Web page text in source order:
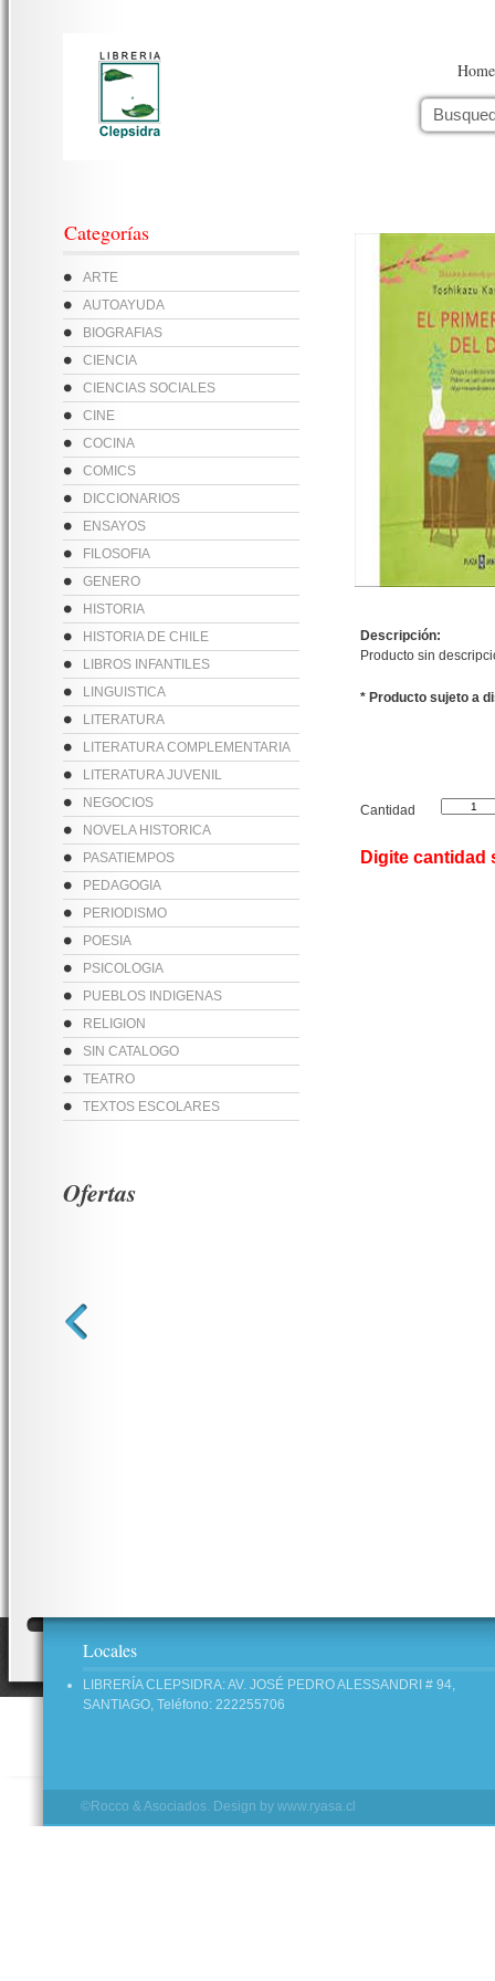
Home
Categorías
ARTE
AUTOAYUDA
BIOGRAFIAS
CIENCIA
CIENCIAS SOCIALES
CINE
COCINA
COMICS
DICCIONARIOS
ENSAYOS
FILOSOFIA
GENERO
HISTORIA
HISTORIA DE CHILE
LIBROS INFANTILES
LINGUISTICA
LITERATURA
LITERATURA COMPLEMENTARIA
LITERATURA JUVENIL
NEGOCIOS
NOVELA HISTORICA
PASATIEMPOS
PEDAGOGIA
PERIODISMO
POESIA
PSICOLOGIA
PUEBLOS INDIGENAS
RELIGION
SIN CATALOGO
TEATRO
TEXTOS ESCOLARES
Descripción:
Producto sin
* Producto sujeto a
Cantidad
Digite
Ofertas
Locales
LIBRERÍA CLEPSIDRA: AV. JOSÉ PEDRO ALESSANDRI # 94,
SANTIAGO, Teléfono: 222255706
©Rocco & Asociados. Design by www.ryasa.cl